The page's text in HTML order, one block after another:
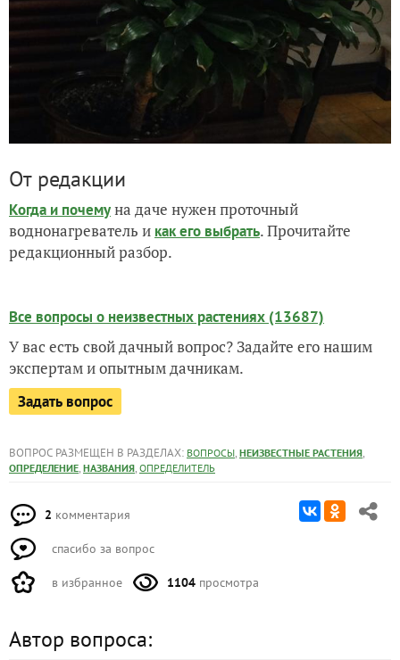
От редакции
Когда и почемуна даче нужен проточный
воднонагреватель и как его выбрать. Прочитайте
редакционный разбор.
Все вопросы о неизвестных растениях (13687)
У вас есть свой дачный вопрос? Задайте его нашим
экспертам и опытным дачникам.
Задать вопрос
ВОПРОС РАЗМЕЩЕН В РАЗДЕЛАХ: ВОПРОСЫ, НЕИЗВЕСТНЫЕ РАСТЕНИЯ,
ОПРЕДЕЛЕНИЕ, НАЗВАНИЯ, ОПРЕДЕЛИТЕЛЬ
2 комментария
спасибо за вопрос
в избранное 1104 просмотра
Автор вопроса: